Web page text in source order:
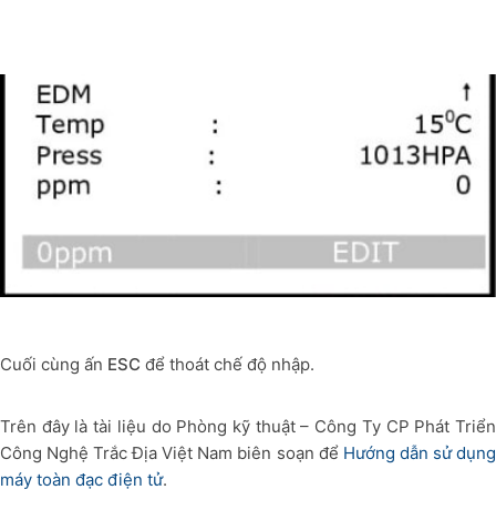
Cuối cùng ấn ESC để thoát chế độ nhập.
Trên đây là tài liệu do Phòng kỹ thuật – Công Ty CP Phát Triển
Công Nghệ Trắc Địa Việt Nam biên soạn để Hướng dẫn sử dụng
máy toàn đạc điện tử.